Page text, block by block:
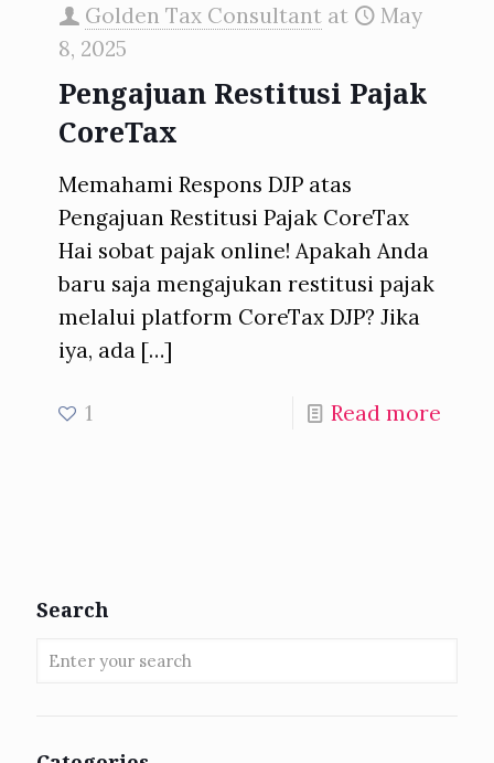
Golden Tax Consultant at
May
8, 2025
Pengajuan Restitusi Pajak
CoreTax
Memahami Respons DJP atas
Pengajuan Restitusi Pajak CoreTax
Hai sobat pajak online! Apakah Anda
baru saja mengajukan restitusi pajak
melalui platform CoreTax DJP? Jika
iya, ada […]
1 Read more
Search